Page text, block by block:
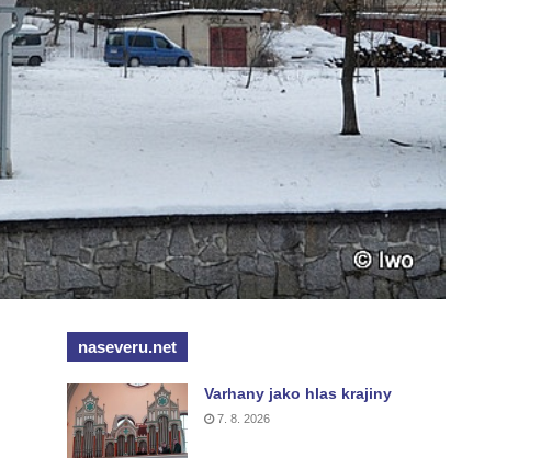
naseveru.net
Varhany jako hlas krajiny
7. 8. 2026